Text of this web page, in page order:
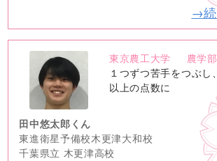
→続
no
image
東京農工大学
農学部
１つずつ苦手をつぶし
以上の点数に
田中悠太郎くん
東進衛星予備校木更津大和校
千葉県立 木更津高校